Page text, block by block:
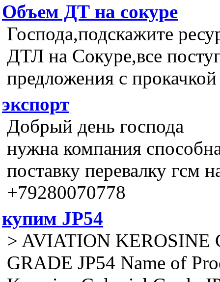
Объем ДТ на сокуре
Господа,подскажите
ДТЛ на Сокуре,все
предложения с прокачкой
экспорт
Добрый день господа
нужна компания
поставку перевалку гсм
+79280070778
купим JP54
> AVIATION KEROSINE
GRADE JP54 Name of